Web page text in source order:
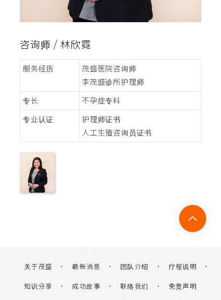
咨询师 / 林欣霓
服务经历
茂盛医院咨询师
李茂盛诊所护理师
专长
不孕症专科
专业认证
护理师证书
人工生殖咨询员证书
关于茂盛 最新消息 团队介绍 疗程说明
知识分享 成功故事 联络我们 免责声明